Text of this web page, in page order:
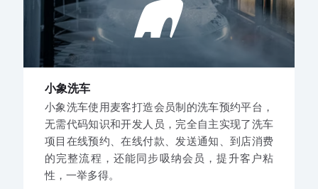
小象洗车
小象洗车使用麦客打造会员制的洗车预约平台，
无需代码知识和开发人员，完全自主实现了洗车
项目在线预约、在线付款、发送通知、到店消费
的完整流程，还能同步吸纳会员，提升客户粘
性，一举多得。